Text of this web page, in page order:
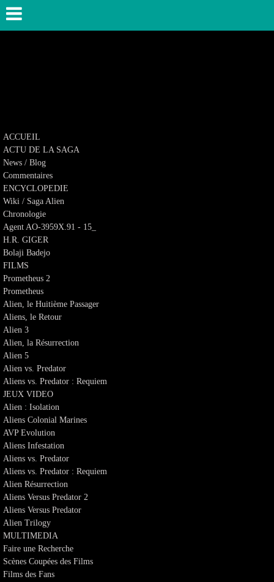
ACCUEIL
ACTU DE LA SAGA
News / Blog
Commentaires
ENCYCLOPEDIE
Wiki / Saga Alien
Chronologie
Agent AO-3959X.91 - 15_
H.R. GIGER
Bolaji Badejo
FILMS
Prometheus 2
Prometheus
Alien, le Huitième Passager
Aliens, le Retour
Alien 3
Alien, la Résurrection
Alien 5
Alien vs. Predator
Aliens vs. Predator : Requiem
JEUX VIDEO
Alien : Isolation
Aliens Colonial Marines
AVP Evolution
Aliens Infestation
Aliens vs. Predator
Aliens vs. Predator : Requiem
Alien Résurrection
Aliens Versus Predator 2
Aliens Versus Predator
Alien Trilogy
MULTIMEDIA
Faire une Recherche
Scènes Coupées des Films
Films des Fans